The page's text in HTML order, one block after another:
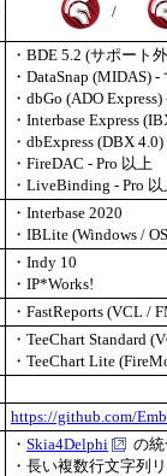
/
・BDE 5.2 (サポート
・DataSnap (MIDAS)
・dbGo (ADO
・Interbase Express
・dbExpress (DBX
・FireDAC - Pro 以上
・LiveBinding - Pro 以
・Interbase 2020
・IBLite (Windows /
・Indy 10
・IP*Works!
・FastReports (VCL /
・TeeChart Standard
・TeeChart Lite
https://github.com/
・ Skia4Delphi
の
・長い複数行文字列